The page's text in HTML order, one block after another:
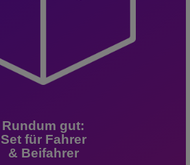
Rundum gut:
Set für Fahrer
& Beifahrer